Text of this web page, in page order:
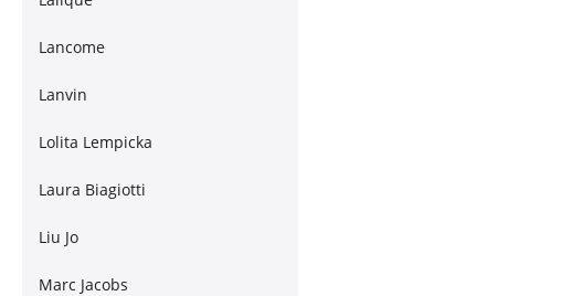
Lancome
Lanvin
Lolita Lempicka
Laura Biagiotti
Liu Jo
Marc Jacobs